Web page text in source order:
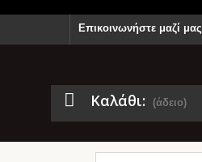
Επικοινωνήστε μαζί μας
Καλάθι: (άδειο)